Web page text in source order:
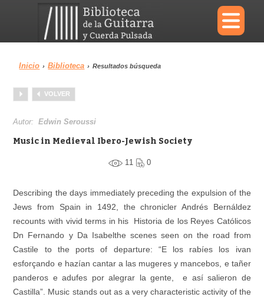
×
Menu
Biblioteca
Inicio › Biblioteca › Resultados búsqueda
VOLVER
Autor:Edwin Seroussi
Music in Medieval Ibero-Jewish Society
11 0
Describing the days immediately preceding the expulsion of the
Jews from Spain in 1492, the chronicler Andrés Bernáldez
recounts with vivid terms in his Historia de los Reyes Católicos
Dn Fernando y Da Isabelthe scenes seen on the road from
Castile to the ports of departure: “E los rabíes los ivan
esforçando e hazían cantar a las mugeres y mancebos, e tañer
panderos e adufes por alegrar la gente, e así salieron de
Castilla”. Music stands out as a very characteristic activity of the